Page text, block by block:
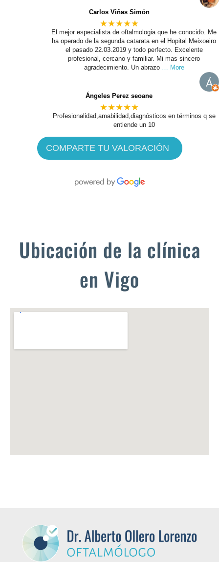
Carlos Viñas Simón
★★★★★
El mejor especialista de oftalmologia que he conocido. Me
ha operado de la segunda catarata en el Hopital Meixoeiro
el pasado 22.03.2019 y todo perfecto. Excelente
profesional, cercano y familiar. Mi mas sincero
agradecimiento. Un abrazo … More
Ángeles Perez seoane
★★★★★
Profesionalidad,amabilidad,diagnósticos en términos q se
entiende un 10
COMPARTE TU VALORACIÓN
Ubicación de la clínica
en Vigo